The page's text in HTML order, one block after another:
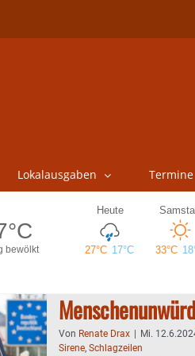
Lokalausgaben Termine
Von Renate Drax Mi.
Sirene, Schlagzeilen